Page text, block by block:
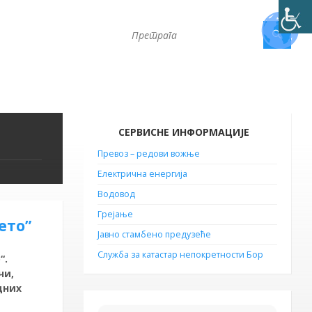
СЕРВИСНЕ ИНФОРМАЦИЈЕ
Превоз – редови вожње
Електрична енергија
Водовод
Грејање
Јавно стамбено предузеће
Служба за катастар непокретности Бор